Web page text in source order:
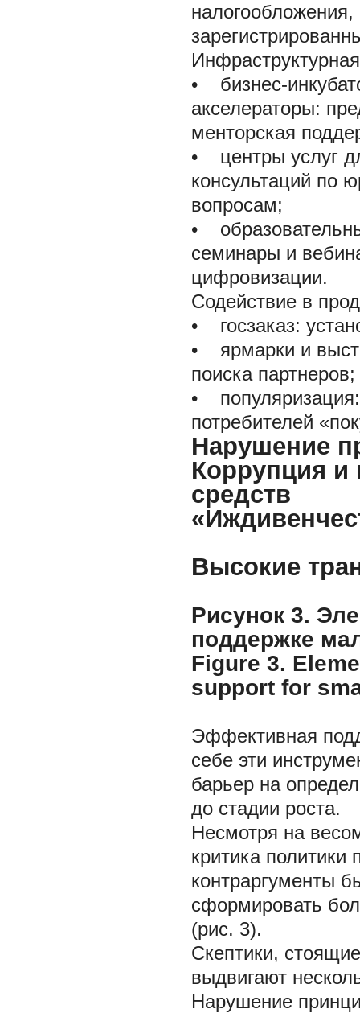
•
бизнес-
акселераторы:
менторская
•
центры услуг
консультаций по
вопросам;
•
семинары и
цифровизации.
Содействие в
•
госзаказ:
•
ярмарки и
поиска партнеров;
•
потребителей
Нарушение
Коррупция и
средств
Высокие
Рисунок 3.
поддержке
Figure 3.
support for
Эффективная
себе эти
барьер на
до стадии роста.
Несмотря на
критика политики
контраргументы
сформировать
(рис. 3).
Скептики,
выдвигают
Нарушение